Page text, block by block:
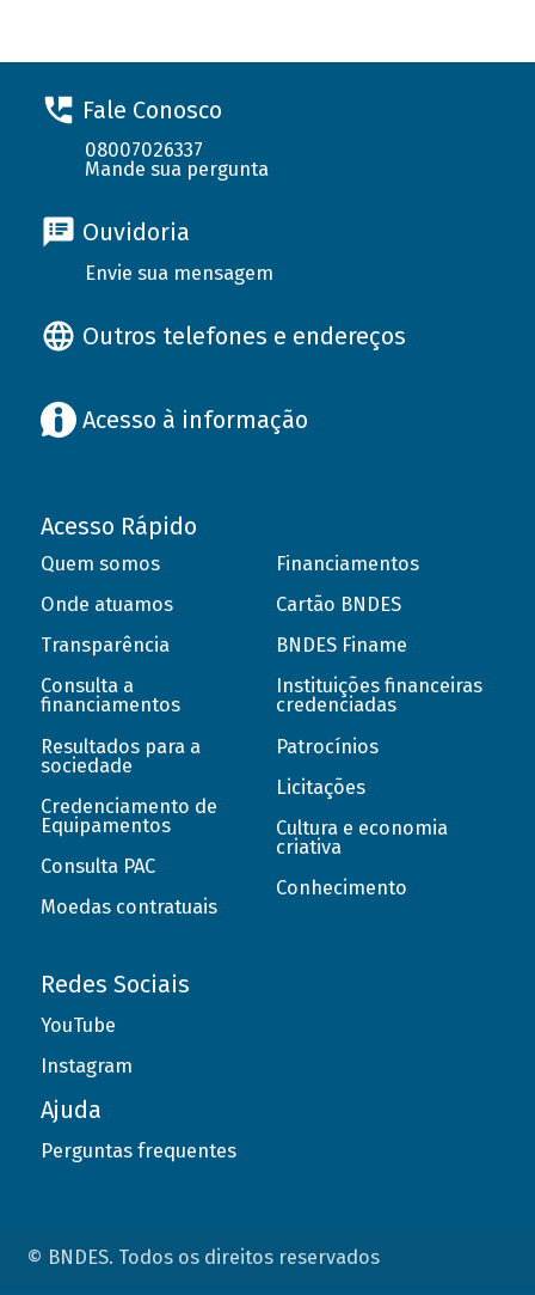
Fale Conosco
08007026337
Mande sua pergunta
Ouvidoria
Envie sua mensagem
Outros telefones e endereços
Acesso à informação
Acesso Rápido
Quem somos
Onde atuamos
Transparência
Consulta a
financiamentos
Resultados para a
sociedade
Credenciamento de
Equipamentos
Consulta PAC
Moedas contratuais
Financiamentos
Cartão BNDES
BNDES Finame
Instituições financeiras
credenciadas
Patrocínios
Licitações
Cultura e economia
criativa
Conhecimento
Redes Sociais
YouTube
Instagram
Ajuda
Perguntas frequentes
© BNDES. Todos os direitos reservados